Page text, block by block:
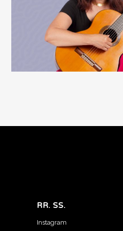
RR. SS.
Instagram